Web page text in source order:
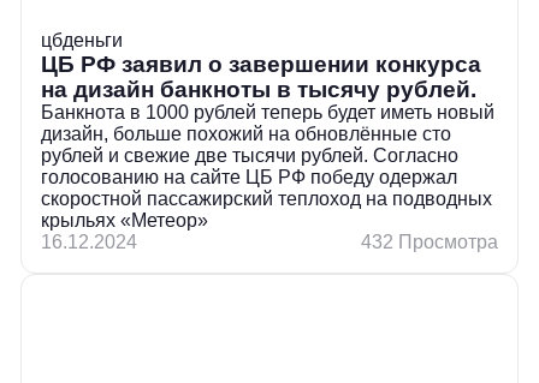
цбденьги
ЦБ РФ заявил о завершении конкурса
на дизайн банкноты в тысячу рублей.
Банкнота в 1000 рублей теперь будет иметь новый
дизайн, больше похожий на обновлённые сто
рублей и свежие две тысячи рублей. Согласно
голосованию на сайте ЦБ РФ победу одержал
скоростной пассажирский теплоход на подводных
крыльях «Метеор»
16.12.2024
432 Просмотра